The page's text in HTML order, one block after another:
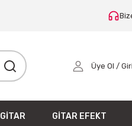
Üye Ol /
GİTAR GİTAR EFEKT